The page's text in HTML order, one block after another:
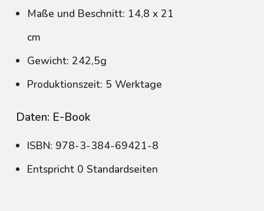
Maße und Beschnitt: 14,8 x 21
cm
Gewicht: 242,5g
Produktionszeit: 5 Werktage
Daten: E-Book
ISBN: 978-3-384-69421-8
Entspricht 0 Standardseiten